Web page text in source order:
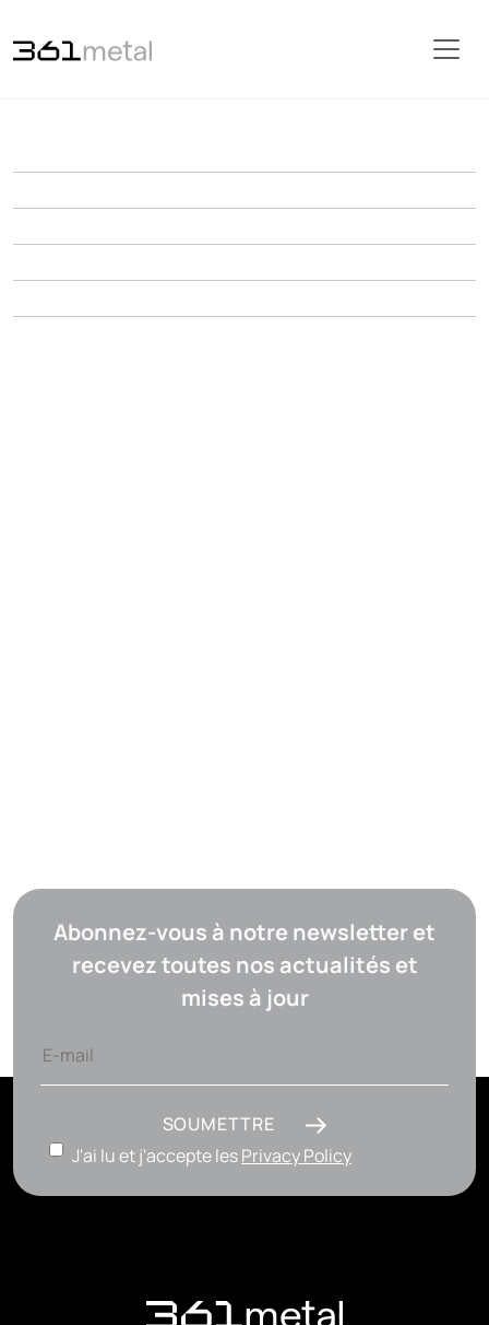
Abonnez-vous à notre newsletter et
recevez toutes nos actualités et
mises à jour
SOUMETTRE
J'ai lu et j'accepte lesPrivacy Policy